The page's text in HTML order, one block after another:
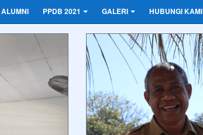
PPDB 2021 GALERI HUBUNGI KAMI